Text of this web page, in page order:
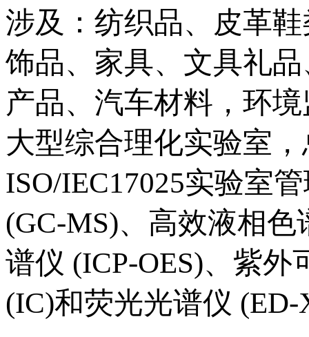
涉及：纺织品、皮革
饰品、家具、文具礼
产品、汽车材料，环
大型综合理化实验室
ISO/IEC17025实验室
(GC-MS)、高效液相
谱仪 (ICP-OES)、紫
(IC)和荧光光谱仪